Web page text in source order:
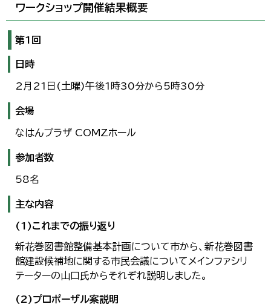
繁體中文
ワークショップ開催結果概要
第1回
日時
2月21日(土曜)午後1時30分から5時30分
会場
なはんプラザ COMZホール
参加者数
58名
主な内容
(1)これまでの振り返り
新花巻図書館整備基本計画について市から、新花巻図書
館建設候補地に関する市民会議についてメインファシリ
テーターの山口氏からそれぞれ説明しました。
(2)プロポーザル案説明